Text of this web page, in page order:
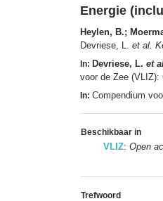
Energie
Heylen, B.;
Devriese, L. et al.
In: Devriese, L. et
voor de Zee (VLIZ):
In: Compendium
Beschikbaar in
VLIZ: Open
Trefwoord